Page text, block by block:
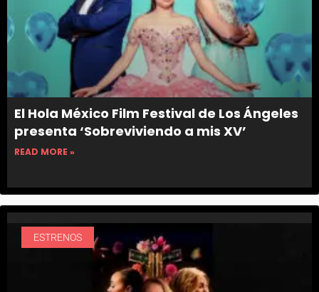
El Hola México Film Festival de Los Ángeles
presenta ‘Sobreviviendo a mis XV’
READ MORE »
ESTRENOS